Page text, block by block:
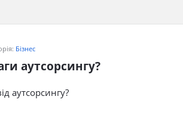
Бізнес
аутсорсингу?
аутсорсингу?